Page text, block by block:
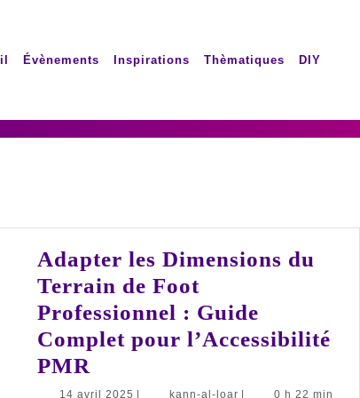
Évènements Inspirations Thèmatiques DIY
Adapter les Dimensions du
Terrain de Foot
Professionnel : Guide
Complet pour l’Accessibilité
PMR
les
14 avril 2025 14
kann-al-loarkann-
0 h 22 min